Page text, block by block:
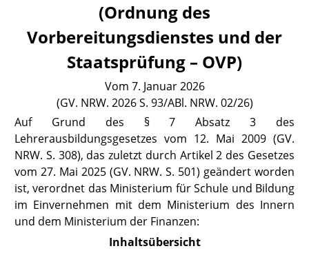
(Ordnung des
Vorbereitungsdienstes und der
Staatsprüfung – OVP)
Vom 7. Januar 2026
(GV. NRW. 2026 S. 93/ABl. NRW. 02/26)
Auf Grund des § 7 Absatz 3 des
Lehrerausbildungsgesetzes vom 12. Mai 2009 (GV.
NRW. S. 308), daszuletzt durch Artikel 2 des Gesetzes
vom 27. Mai 2025 (GV. NRW. S. 501) geändert worden
ist, verordnet das Ministerium für Schule und Bildung
im Einvernehmen mit dem Ministerium des Innern
und dem Ministerium der Finanzen:
Inhaltsübersicht